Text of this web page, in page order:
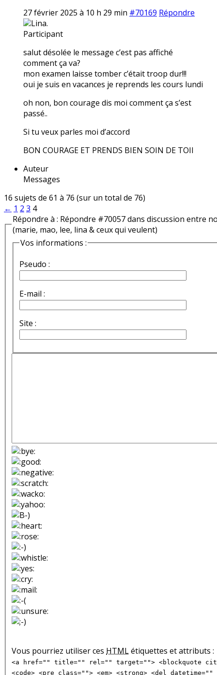
27 février 2025 à 10 h 29 min #70169 Répondre
Lina.
Participant
salut désolée le message c’est pas affiché
comment ça va?
mon examen laisse tomber c’était troop dur!!!
oui je suis en vacances je reprends les cours lundi
oh non, bon courage dis moi comment ça s’est
passé..
Si tu veux parles moi d’accord
BON COURAGE ET PRENDS BIEN SOIN DE TOII
Auteur
Messages
16 sujets de 61 à 76 (sur un total de 76)
← 1 2 3 4
Répondre à : Répondre #70057 dans discussion entre
(marie, mao, lee, lina & ceux qui veulent)
Vos informations :
Pseudo :
E-mail :
Site :
Vous pourriez utiliser ces HTMLétiquettes et attributs :
<a href="" title="" rel="" target=""> <blockquote
<code> <pre class=""> <em> <strong> <del